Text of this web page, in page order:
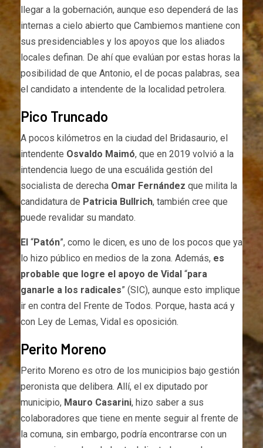
llegar a la gobernación, aunque eso dependerá de las
internas a cielo abierto que Cambiemos mantiene con
sus presidenciables y los apoyos que los aliados
locales definan. De ahí que evalúan por estas horas la
posibilidad de que Antonio, el de pocas palabras, sea
el candidato a intendente de la localidad petrolera.
Pico Truncado
A pocos kilómetros en la ciudad del Bridasaurio, el
intendente Osvaldo Maimó, que en 2019 volvió a la
intendencia luego de una escuálida gestión del
socialista de derecha Omar Fernández que milita la
candidatura de Patricia Bullrich, también cree que
puede revalidar su mandato.
El “Patón”, como le dicen, es uno de los pocos que ya
lo hizo público en medios de la zona. Además, es
probable que logre el apoyo de Vidal “para
ganarle a los radicales” (SIC), aunque esto implique
ir en contra del Frente de Todos. Porque, hasta acá y
con Ley de Lemas, Vidal es oposición.
Perito Moreno
Perito Moreno es otro de los municipios bajo gestión
peronista que delibera. Allí, el ex diputado por
municipio, Mauro Casarini, hizo saber a sus
colaboradores que tiene en mente seguir al frente de
la comuna, sin embargo, podría encontrarse con un